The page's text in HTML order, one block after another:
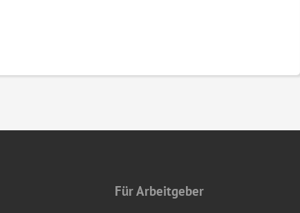
Für Arbeitgeber